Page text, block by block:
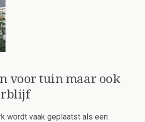
voor tuin maar ook
wordt vaak geplaatst als een